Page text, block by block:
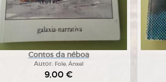
Contos da néboa
Autor: Fole, Ánxel
9,00 €